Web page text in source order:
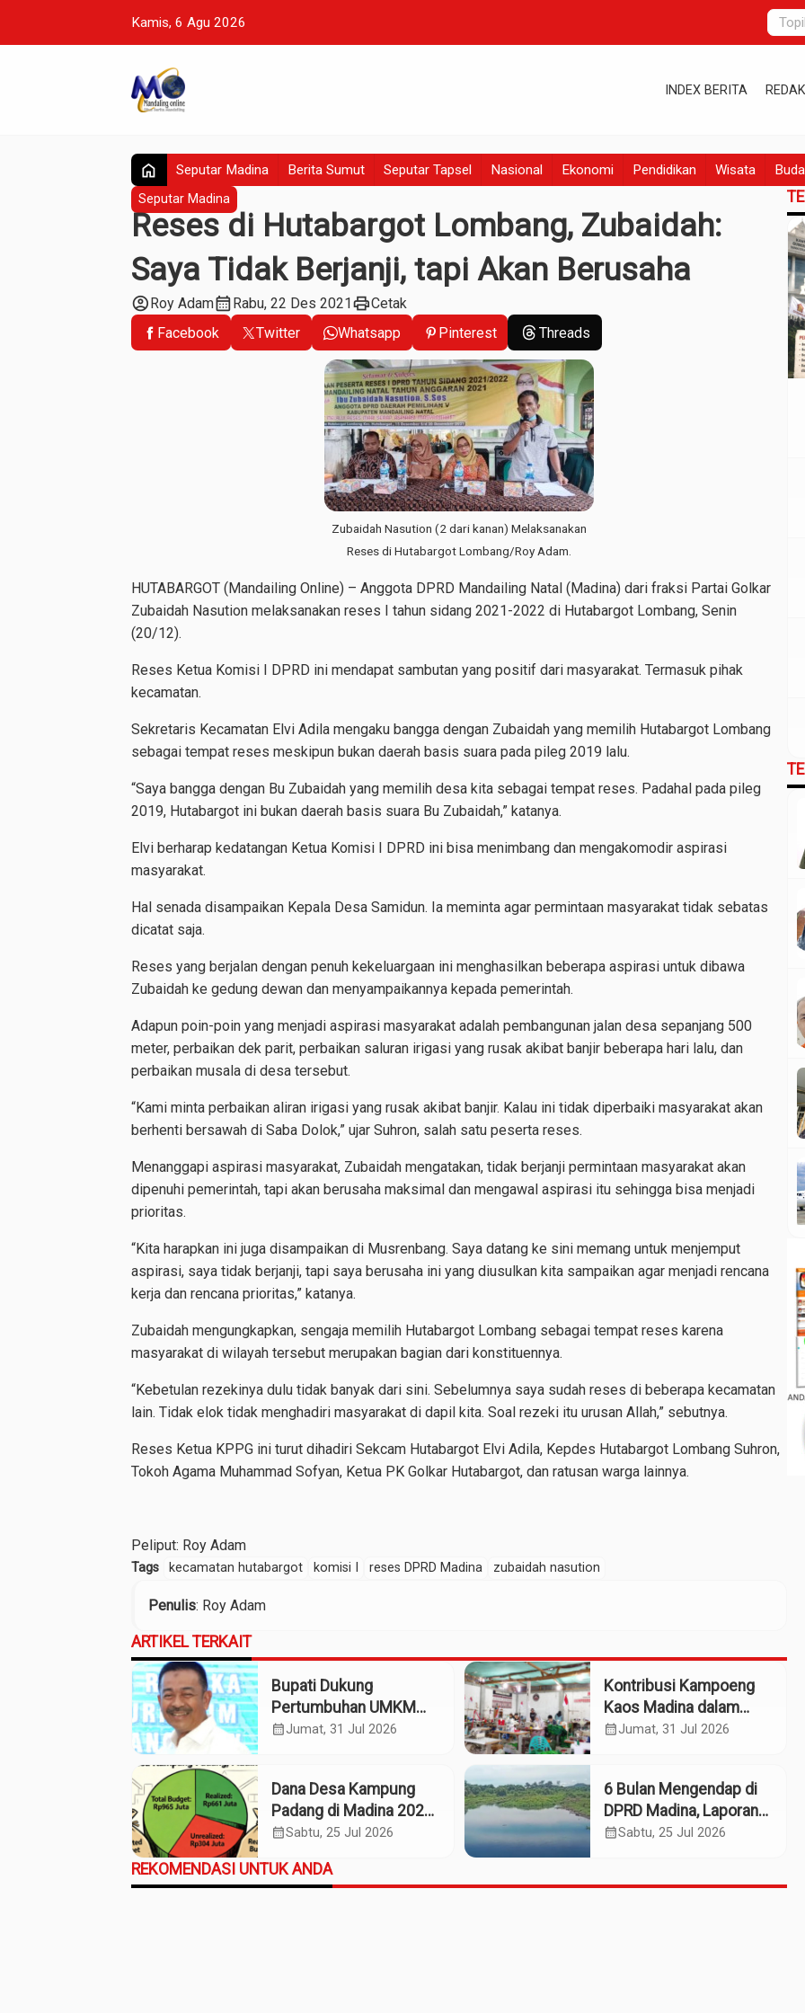
Kamis, 6 Agu 2026
INDEX BERITA
home Seputar Madina Berita Sumut Seputar Tapsel Nasional Ekonomi Pendidikan Wisata
Seputar Madina
Reses di Hutabargot Lombang, Zubaidah:
Saya Tidak Berjanji, tapi Akan Berusaha
account_circleRoy Adamcalendar_monthRabu, 22 Des 2021printCetak
Facebook
Twitter Whatsapp Pinterest Threads
Zubaidah Nasution (2 dari kanan) Melaksanakan
Reses di Hutabargot Lombang/Roy Adam.
HUTABARGOT (Mandailing Online) – Anggota DPRD Mandailing Natal (Madina) dari fraksi Partai Golkar
Zubaidah Nasution melaksanakan reses I tahun sidang 2021-2022 di Hutabargot Lombang, Senin
(20/12).
Reses Ketua Komisi I DPRD ini mendapat sambutan yang positif dari masyarakat. Termasuk pihak
kecamatan.
Sekretaris Kecamatan Elvi Adila mengaku bangga dengan Zubaidah yang memilih Hutabargot Lombang
sebagai tempat reses meskipun bukan daerah basis suara pada pileg 2019 lalu.
“Saya bangga dengan Bu Zubaidah yang memilih desa kita sebagai tempat reses. Padahal pada pileg
2019, Hutabargot ini bukan daerah basis suara Bu Zubaidah,” katanya.
Elvi berharap kedatangan Ketua Komisi I DPRD ini bisa menimbang dan mengakomodir aspirasi
masyarakat.
Hal senada disampaikan Kepala Desa Samidun. Ia meminta agar permintaan masyarakat tidak sebatas
dicatat saja.
Reses yang berjalan dengan penuh kekeluargaan ini menghasilkan beberapa aspirasi untuk dibawa
Zubaidah ke gedung dewan dan menyampaikannya kepada pemerintah.
Adapun poin-poin yang menjadi aspirasi masyarakat adalah pembangunan jalan desa sepanjang 500
meter, perbaikan dek parit, perbaikan saluran irigasi yang rusak akibat banjir beberapa hari lalu, dan
perbaikan musala di desa tersebut.
“Kami minta perbaikan aliran irigasi yang rusak akibat banjir. Kalau ini tidak diperbaiki masyarakat akan
berhenti bersawah di Saba Dolok,” ujar Suhron, salah satu peserta reses.
Menanggapi aspirasi masyarakat, Zubaidah mengatakan, tidak berjanji permintaan masyarakat akan
dipenuhi pemerintah, tapi akan berusaha maksimal dan mengawal aspirasi itu sehingga bisa menjadi
prioritas.
“Kita harapkan ini juga disampaikan di Musrenbang. Saya datang ke sini memang untuk menjemput
aspirasi, saya tidak berjanji, tapi saya berusaha ini yang diusulkan kita sampaikan agar menjadi rencana
kerja dan rencana prioritas,” katanya.
Zubaidah mengungkapkan, sengaja memilih Hutabargot Lombang sebagai tempat reses karena
masyarakat di wilayah tersebut merupakan bagian dari konstituennya.
“Kebetulan rezekinya dulu tidak banyak dari sini. Sebelumnya saya sudah reses di beberapa kecamatan
lain. Tidak elok tidak menghadiri masyarakat di dapil kita. Soal rezeki itu urusan Allah,” sebutnya.
Reses Ketua KPPG ini turut dihadiri Sekcam Hutabargot Elvi Adila, Kepdes Hutabargot Lombang Suhron,
Tokoh Agama Muhammad Sofyan, Ketua PK Golkar Hutabargot, dan ratusan warga lainnya.
Peliput: Roy Adam
Tags kecamatan hutabargot komisi I reses DPRD Madina zubaidah nasution
Penulis: Roy Adam
ARTIKEL TERKAIT
Bupati Dukung
Pertumbuhan UMKM
Termasuk Kampoeng
calendar_monthJumat, 31 Jul 2026
Kontribusi Kampoeng
Kaos Madina dalam
Industri Budaya dan
calendar_monthJumat, 31 Jul 2026
Dana Desa Kampung
Padang di Madina 2025:
Pagu Rp965 Juta,
Juta
calendar_monthSabtu, 25 Jul 2026
6 Bulan Mengendap di
DPRD Madina, Laporan
Dumas Dugaan
calendar_monthSabtu, 25 Jul 2026
REKOMENDASI UNTUK ANDA